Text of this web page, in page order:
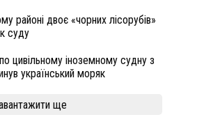
районі двоє «чорних лісорубів»
суду
цивільному іноземному судну з
український моряк
ще